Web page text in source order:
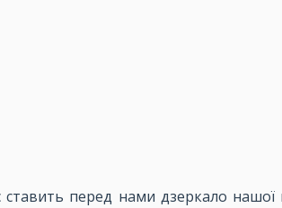
перед нами дзеркало нашої